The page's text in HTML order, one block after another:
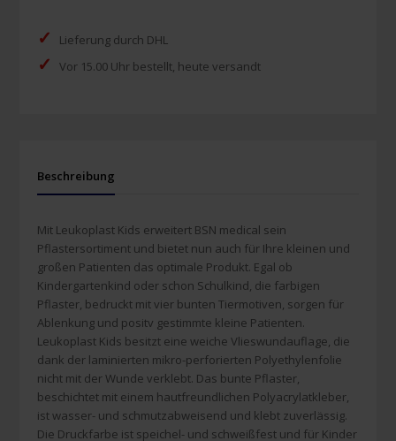
✓ Lieferung durch DHL
✓ Vor 15.00 Uhr bestellt, heute versandt
Beschreibung
Mit Leukoplast Kids erweitert BSN medical sein
Pflastersortiment und bietet nun auch für Ihre kleinen und
großen Patienten das optimale Produkt. Egal ob
Kindergartenkind oder schon Schulkind, die farbigen
Pflaster, bedruckt mit vier bunten Tiermotiven, sorgen für
Ablenkung und positv gestimmte kleine Patienten.
Leukoplast Kids besitzt eine weiche Vlieswundauflage, die
dank der laminierten mikro-perforierten Polyethylenfolie
nicht mit der Wunde verklebt. Das bunte Pflaster,
beschichtet mit einem hautfreundlichen Polyacrylatkleber,
ist wasser- und schmutzabweisend und klebt zuverlässig.
Die Druckfarbe ist speichel- und schweißfest und für Kinder